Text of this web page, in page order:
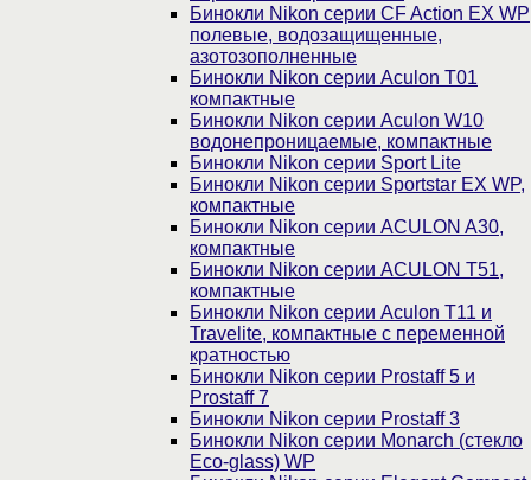
Бинокли Nikon серии СF Action EX WP
полевые, водозащищенные,
азотозополненные
Бинокли Nikon серии Aculon T01
компактные
Бинокли Nikon серии Aculon W10
водонепроницаемые, компактные
Бинокли Nikon серии Sport Lite
Бинокли Nikon серии Sportstar EX WP,
компактные
Бинокли Nikon серии ACULON A30,
компактные
Бинокли Nikon серии ACULON Т51,
компактные
Бинокли Nikon серии Aculon T11 и
Travelite, компактные с переменной
кратностью
Бинокли Nikon серии Prostaff 5 и
Prostaff 7
Бинокли Nikon серии Prostaff 3
Бинокли Nikon серии Monarch (стекло
Eco-glass) WP